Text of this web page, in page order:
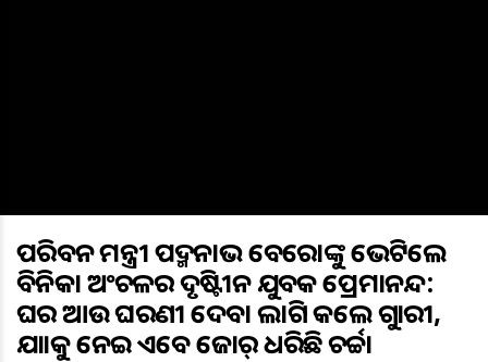
ପରିବହନ ମନ୍ତ୍ରୀ ପଦ୍ମନାଭ ବେହେରାଙ୍କୁ ଭେଟିଲେ
ବିନିକା ଅଂଚଳର ଦୃଷ୍ଟିହୀନ ଯୁବକ ପ୍ରେମାନନ୍ଦ:
ଘର ଆଉ ଘରଣୀ ଦେବା ଲାଗି କଲେ ଗୁହାରୀ,
ଯାହାକୁ ନେଇ ଏବେ ଜୋର୍ ଧରିଛି ଚର୍ଚ୍ଚା